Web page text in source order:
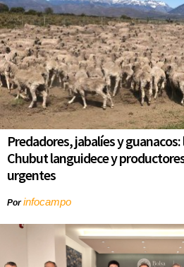
Predadores, jabalíes y
Chubut languidece y
urgentes
Porinfocampo